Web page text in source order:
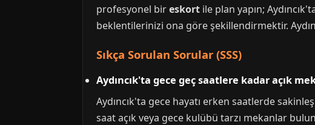
profesyonel bireskort ile plan yapın;
beklentilerinizi ona göre şekillendirmektir.
Sıkça Sorulan Sorular (SSS)
Aydıncık'ta gece geç saatlere kadar açık
Aydıncık'ta gece hayatı erken saatlerde
saat açık veya gece kulübü tarzı mekanlar